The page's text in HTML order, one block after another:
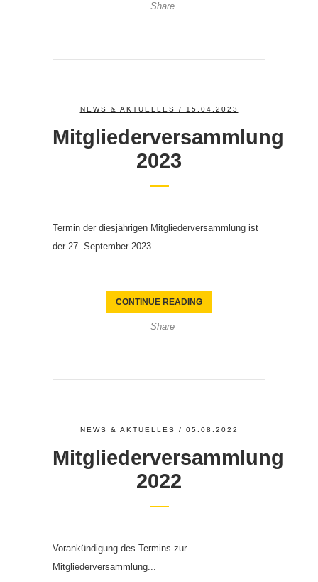
Share
NEWS & AKTUELLES / 15.04.2023
Mitgliederversammlung
2023
Termin der diesjährigen Mitgliederversammlung ist
der 27. September 2023....
CONTINUE READING
Share
NEWS & AKTUELLES / 05.08.2022
Mitgliederversammlung
2022
Vorankündigung des Termins zur
Mitgliederversammlung...